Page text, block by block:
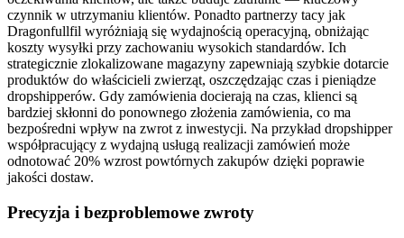
czynnik w utrzymaniu klientów. Ponadto partnerzy tacy jak
Dragonfullfil wyróżniają się wydajnością operacyjną, obniżając
koszty wysyłki przy zachowaniu wysokich standardów. Ich
strategicznie zlokalizowane magazyny zapewniają szybkie dotarcie
produktów do właścicieli zwierząt, oszczędzając czas i pieniądze
dropshipperów. Gdy zamówienia docierają na czas, klienci są
bardziej skłonni do ponownego złożenia zamówienia, co ma
bezpośredni wpływ na zwrot z inwestycji. Na przykład dropshipper
współpracujący z wydajną usługą realizacji zamówień może
odnotować 20% wzrost powtórnych zakupów dzięki poprawie
jakości dostaw.
Precyzja i bezproblemowe zwroty